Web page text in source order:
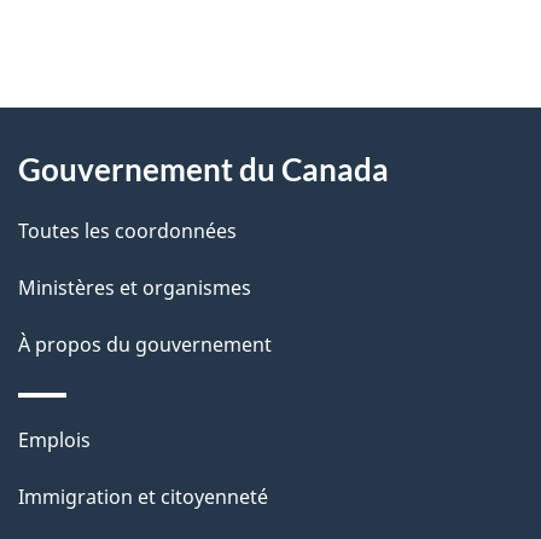
D
t
a
l
s
l
a
propos
ce
site
Gouvernement du Canada
Toutes les coordonnées
Ministères et organismes
À propos du gouvernement
Thèmes
sujets
Emplois
Immigration et citoyenneté